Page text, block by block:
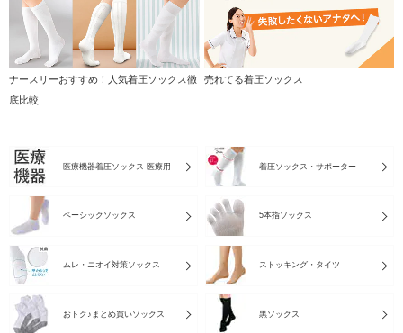
ナースリーおすすめ！人気着圧ソックス徹
底比較
売れてる着圧ソックス
医療機器着圧ソックス 医療用 着圧ソックス・サポーター
ベーシックソックス 5本指ソックス
ムレ・ニオイ対策ソックス ストッキング・タイツ
おトク♪まとめ買いソックス 黒ソックス